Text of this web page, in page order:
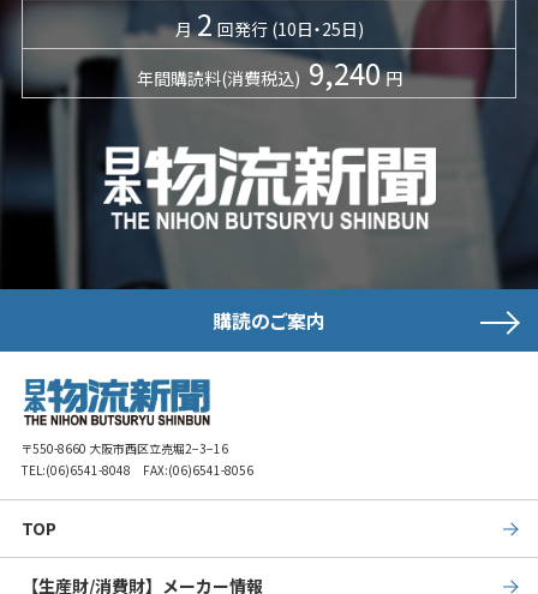
月 2 回発行 (10日・25日)
年間購読料(消費税込) 9,240 円
購読のご案内
〒550-8660 大阪市西区立売堀2−3−16
TEL:(06)6541-8048 FAX:(06)6541-8056
TOP
【生産財/消費財】メーカー情報